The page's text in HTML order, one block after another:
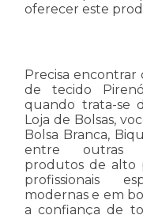
oferecer este
Precisa encontrar
de tecido
quando trata-se
Loja de Bolsas,
Bolsa Branca,
entre outras
produtos de alto
profissionais
modernas e em
a confiança de